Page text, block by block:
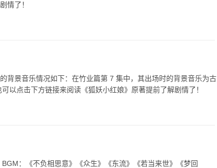
情了！
背景音乐情况如下：在竹业篇第 7 集中，其出场时的背景音乐为古
以点击下方链接来阅读《狐妖小红娘》原著提前了解剧情了！
：《不负相思意》《众生》《东流》《若当来世》《梦回